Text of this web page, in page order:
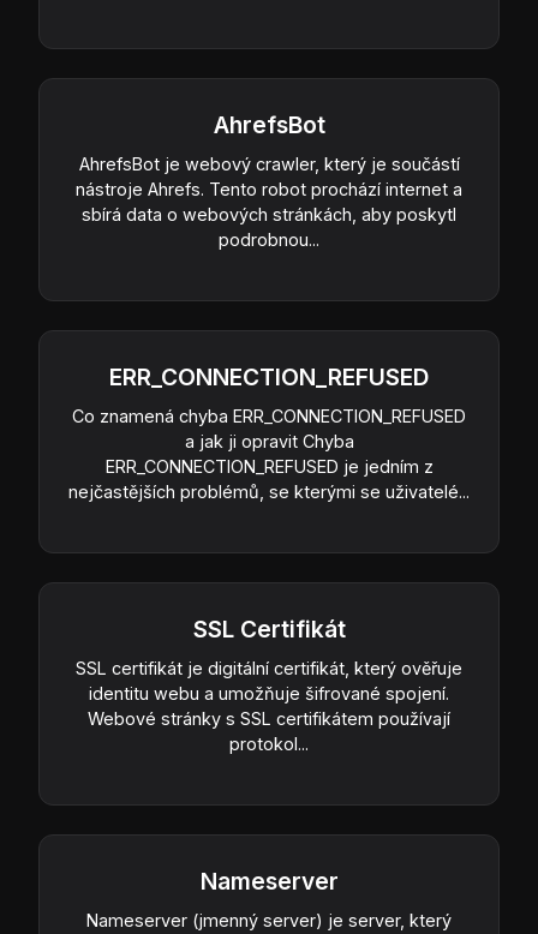
AhrefsBot
AhrefsBot je webový crawler, který je součástí
nástroje Ahrefs. Tento robot prochází internet a
sbírá data o webových stránkách, aby poskytl
podrobnou...
ERR_CONNECTION_REFUSED
Co znamená chyba ERR_CONNECTION_REFUSED
a jak ji opravit Chyba
ERR_CONNECTION_REFUSED je jedním z
nejčastějších problémů, se kterými se uživatelé...
SSL Certifikát
SSL certifikát je digitální certifikát, který ověřuje
identitu webu a umožňuje šifrované spojení.
Webové stránky s SSL certifikátem používají
protokol...
Nameserver
Nameserver (jmenný server) je server, který